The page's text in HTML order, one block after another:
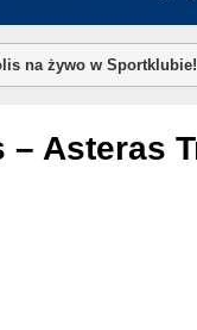
na żywo w Sportklubie!